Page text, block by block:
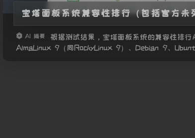
宝塔面板系统兼容性排行（包括官方未
AI 摘要
根据测试结果，宝塔面板系统的兼容性排
AlmaLinux 9（同RockyLinux 9）、Debian 9、